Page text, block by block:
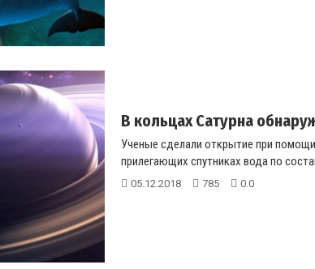
В кольцах Сатурна
Ученые сделали открытие при
прилегающих спутниках вода по
05.12.2018 785 0.0